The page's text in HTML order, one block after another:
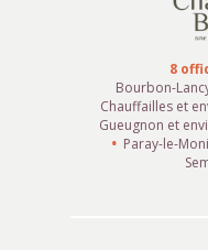
8
Bourbon-
Chauffailles et
Gueugnon et
Paray-le-